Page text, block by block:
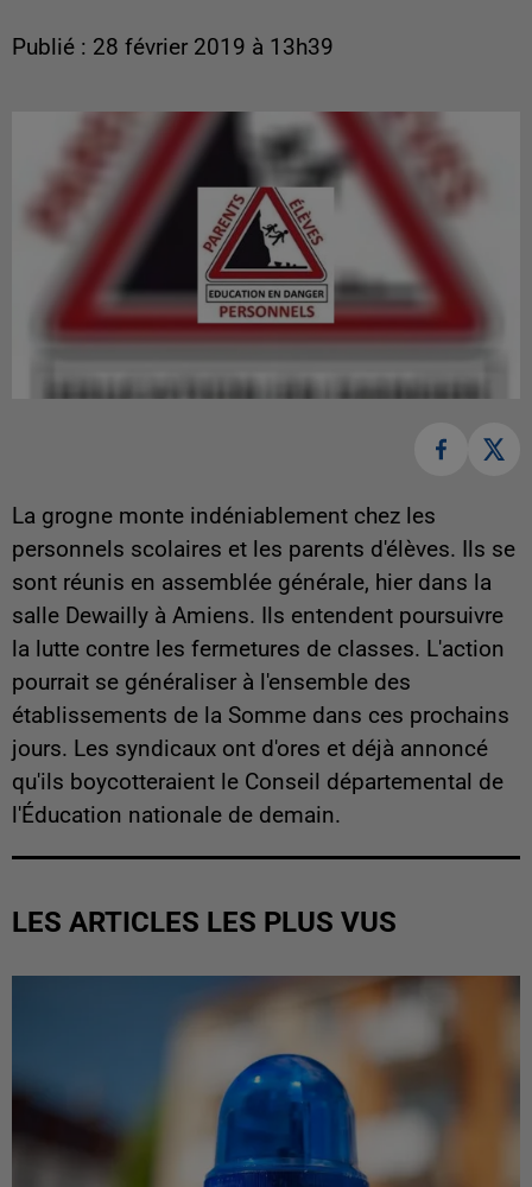
Publié : 28 février 2019 à 13h39
La grogne monte indéniablement chez les
personnels scolaires et les parents d'élèves. Ils se
sont réunis en assemblée générale, hier dans la
salle Dewailly à Amiens. Ils entendent poursuivre
la lutte contre les fermetures de classes. L'action
pourrait se généraliser à l'ensemble des
établissements de la Somme dans ces prochains
jours. Les syndicaux ont d'ores et déjà annoncé
qu'ils boycotteraient le Conseil départemental de
l'Éducation nationale de demain.
LES ARTICLES LES PLUS VUS